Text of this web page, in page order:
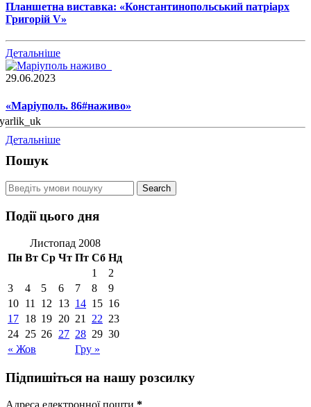
Планшетна виставка: «Константинопольський патріарх
Григорій V»
Детальніше
29.06.2023
«Маріуполь. 86#наживо»
Детальніше
Пошук
Події цього дня
Листопад 2008
Пн Вт Ср Чт Пт Сб Нд
« Жов Гру »
1
2
3
4 5 6 7 8
9
10 11 12 13 14 15 16
17 18 19 20 21 22 23
24 25 26 27 28 29 30
Підпишіться на нашу розсилку